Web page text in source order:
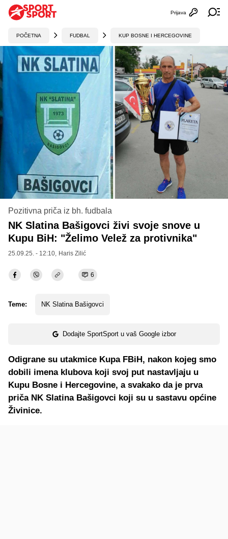
Otvori
Prijava
POČETNA FUDBAL KUP BOSNE I HERCEGOVINE
Pozitivna priča iz bh. fudbala
NK Slatina Bašigovci živi svoje snove u
Kupu BiH: "Želimo Velež za protivnika"
25.09.25. - 12:10, Haris Zilić
6
Teme: NK Slatina Bašigovci
Dodajte SportSport u vaš Google izbor
Odigrane su utakmice Kupa FBiH, nakon kojeg smo
dobili imena klubova koji svoj put nastavljaju u
Kupu Bosne i Hercegovine, a svakako da je prva
priča NK Slatina Bašigovci koji su u sastavu općine
Živinice.